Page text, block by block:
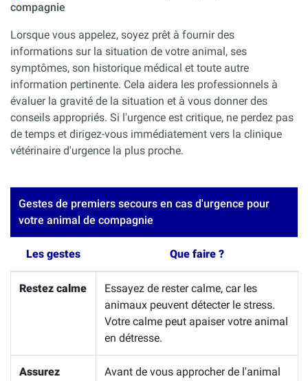
compagnie
Lorsque vous appelez, soyez prêt à fournir des
informations sur la situation de votre animal, ses
symptômes, son historique médical et toute autre
information pertinente. Cela aidera les professionnels à
évaluer la gravité de la situation et à vous donner des
conseils appropriés. Si l'urgence est critique, ne perdez pas
de temps et dirigez-vous immédiatement vers la clinique
vétérinaire d'urgence la plus proche.
Gestes de premiers secours en cas d'urgence pour
votre animal de compagnie
Les gestes Que faire ?
Restez calme
Essayez de rester calme, car les
animaux peuvent détecter le stress.
Votre calme peut apaiser votre animal
en détresse.
Assurez
Avant de vous approcher de l'animal